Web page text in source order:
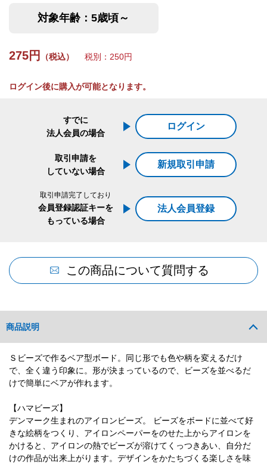
対象年齢：5歳頃～
275円 （税込） 税別：250円
ログイン後に購入が可能となります。
すでに
法人会員の場合
ログイン
取引申請を
していない場合
新規取引申請
取引申請完了しており
会員登録認証キーを
もっている場合
法人会員登録
この商品について質問する
商品説明
Ｓビーズで作るベア型ボード。同じ形でも色や柄を変えるだけ
で、全く違う印象に。形が決まっているので、ビーズを並べるだ
けで簡単にベアが作れます。
【ハマビーズ】
デンマーク生まれのアイロンビーズ。 ビーズをボードに並べて好
きな絵柄をつくり、アイロンペーパーをのせた上からアイロンを
かけると、アイロンの熱でビーズが溶けてくっつきあい、自分だ
けの作品が出来上がります。デザインをかたちづくる楽しさを味